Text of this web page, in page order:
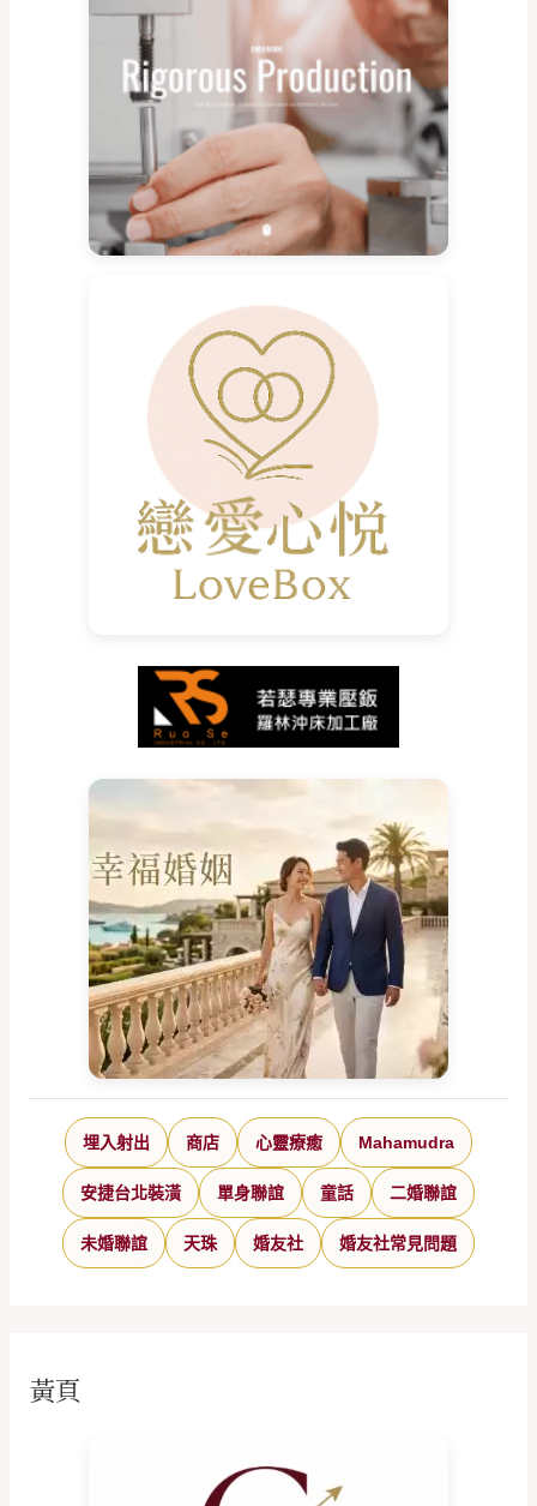
埋入射出 商店 心靈療癒 Mahamudra
安捷台北裝潢 單身聯誼 童話 二婚聯誼
未婚聯誼 天珠 婚友社 婚友社常見問題
黃頁